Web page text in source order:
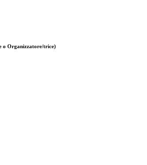
o Organizzatore/trice)